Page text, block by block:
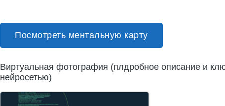
Посмотреть ментальную карту
Виртуальная фотография (плдробное описание и
нейросетью)